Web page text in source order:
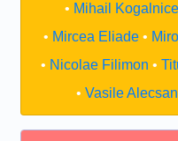
Mihail
Mircea Eliade
Nicolae Filimon
Vasile